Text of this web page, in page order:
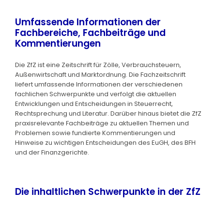
Umfassende Informationen der
Fachbereiche, Fachbeiträge und
Kommentierungen
Die ZfZ ist eine Zeitschrift für Zölle, Verbrauchsteuern,
Außenwirtschaft und Marktordnung. Die Fachzeitschrift
liefert umfassende Informationen der verschiedenen
fachlichen Schwerpunkte und verfolgt die aktuellen
Entwicklungen und Entscheidungen in Steuerrecht,
Rechtsprechung und Literatur. Darüber hinaus bietet die ZfZ
praxisrelevante Fachbeiträge zu aktuellen Themen und
Problemen sowie fundierte Kommentierungen und
Hinweise zu wichtigen Entscheidungen des EuGH, des BFH
und der Finanzgerichte.
Die inhaltlichen Schwerpunkte in der ZfZ